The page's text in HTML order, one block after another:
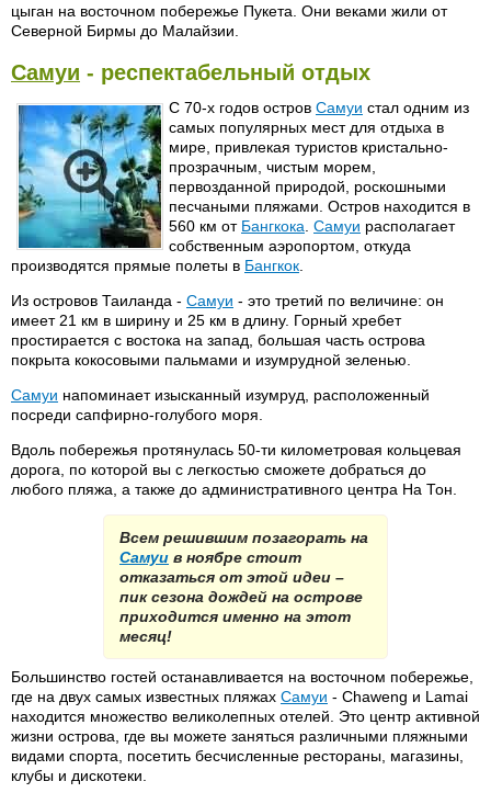
цыган на восточном побережье Пукета. Они веками жили от
Северной Бирмы до Малайзии.
Самуи - респектабельный отдых
С 70-х годов остров Самуи стал одним из
самых популярных мест для отдыха в
мире, привлекая туристов кристально-
прозрачным, чистым морем,
первозданной природой, роскошными
песчаными пляжами. Остров находится в
560 км от Бангкока Самуи располагает
собственным аэропортом, откуда
производятся прямые полеты в Бангкок
Из островов Таиланда - Самуи - это третий по величине: он
имеет 21 км в ширину и 25 км в длину. Горный хребет
простирается с востока на запад, большая часть острова
покрыта кокосовыми пальмами и изумрудной зеленью.
Самуи напоминает изысканный изумруд, расположенный
посреди сапфирно-голубого моря.
Вдоль побережья протянулась 50-ти километровая кольцевая
дорога, по которой вы с легкостью сможете добраться до
любого пляжа, а также до административного центра На Тон.
Всем решившим позагорать на
Самуи в ноябре стоит
отказаться от этой идеи –
пик сезона дождей на острове
приходится именно на этот
месяц!
Большинство гостей останавливается на восточном побережье,
где на двух самых известных пляжах Самуи - Chaweng и Lamai
находится множество великолепных отелей. Это центр активной
жизни острова, где вы можете заняться различными пляжными
видами спорта, посетить бесчисленные рестораны, магазины,
клубы и дискотеки.